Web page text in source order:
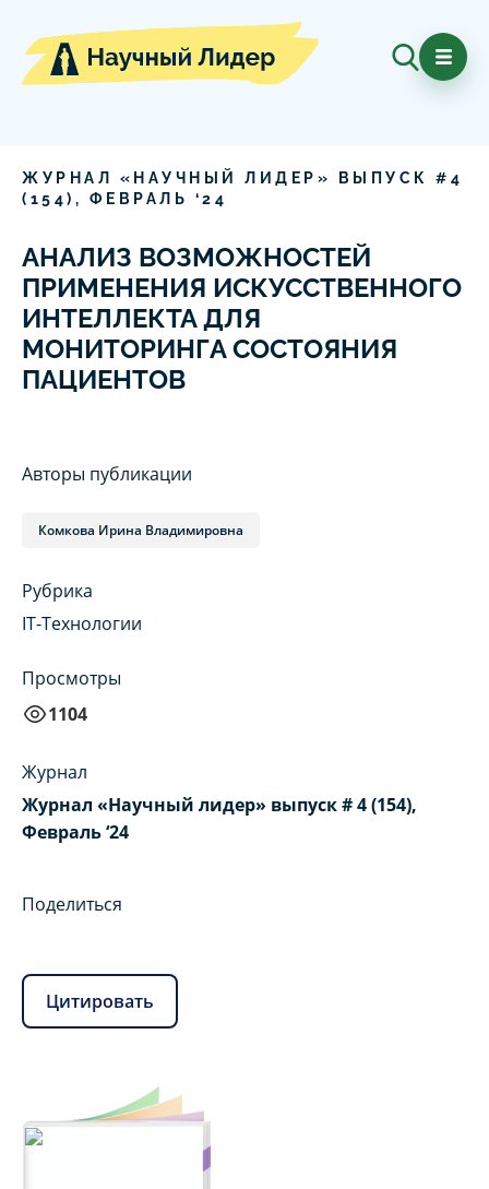
ЖУРНАЛ «НАУЧНЫЙ ЛИДЕР» ВЫПУСК # 4
( 154), ФЕВРАЛЬ ‘24
АНАЛИЗ ВОЗМОЖНОСТЕЙ
ПРИМЕНЕНИЯ ИСКУССТВЕННОГО
ИНТЕЛЛЕКТА ДЛЯ
МОНИТОРИНГА СОСТОЯНИЯ
ПАЦИЕНТОВ
Авторы публикации
Комкова Ирина Владимировна
Рубрика
IT-Технологии
Просмотры
1104
Журнал
Журнал «Научный лидер» выпуск # 4 (154),
Февраль ‘24
Поделиться
Цитировать